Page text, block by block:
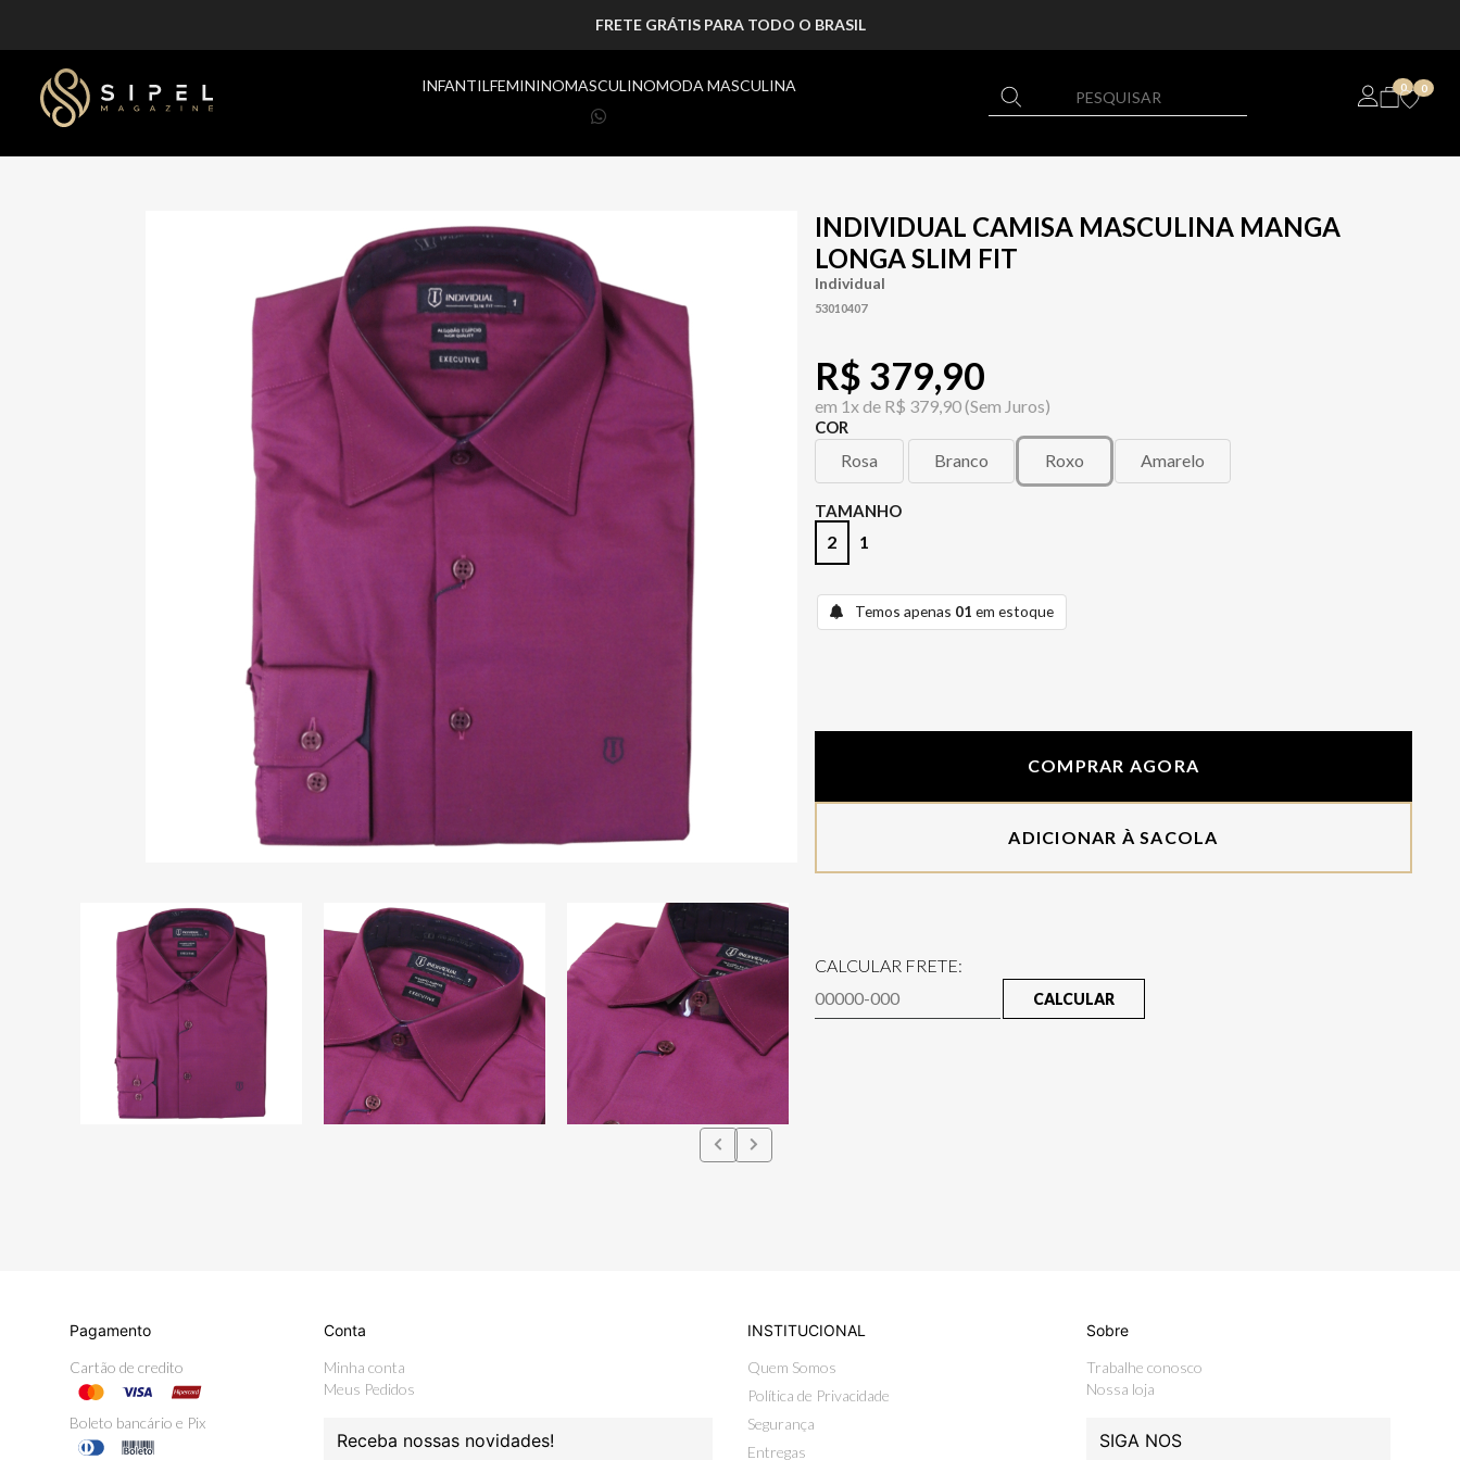
FRETE GRÁTIS PARA TODO O BRASIL
INFANTILFEMININOMASCULINOMODA MASCULINA 0 0
INDIVIDUAL CAMISA MASCULINA MANGA
LONGA SLIM FIT
Individual
53010407
R$ 379,90
em 1x de R$ 379,90(Sem Juros)
COR
Rosa Branco Roxo Amarelo
TAMANHO
2 1
Temos apenas 01 em estoque
COMPRAR AGORA
ADICIONAR À SACOLA
CALCULAR FRETE:
CALCULAR
Pagamento
Cartão de credito
Boleto bancário e Pix
Conta
Minha conta
Meus Pedidos
Receba nossas novidades!
INSTITUCIONAL
Quem Somos
Política de Privacidade
Segurança
Entregas
Sobre
Trabalhe conosco
Nossa loja
SIGA NOS